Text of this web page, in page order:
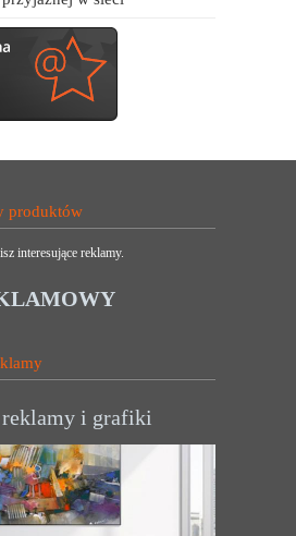
produktów
interesujące reklamy.
i grafiki